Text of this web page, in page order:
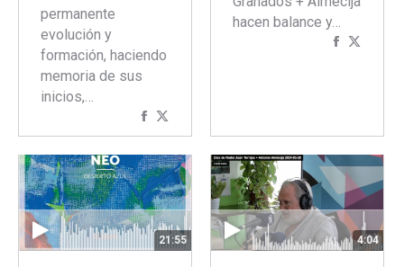
permanente
evolución y
formación, haciendo
memoria de sus
inicios,…
Compartir
con
Facebook
con
Twitter
hacen balance y…
Compartir
21:55 4:04